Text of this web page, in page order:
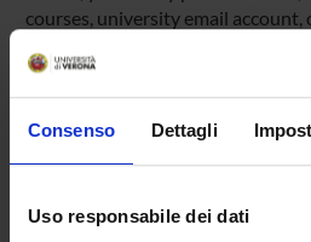
Consenso Dettagli
Uso responsabile dei dati
courses, university email account,
administrative procedures, etc.).
with your GIA login details: only
to receive notification of all the
and your secretariat via email and